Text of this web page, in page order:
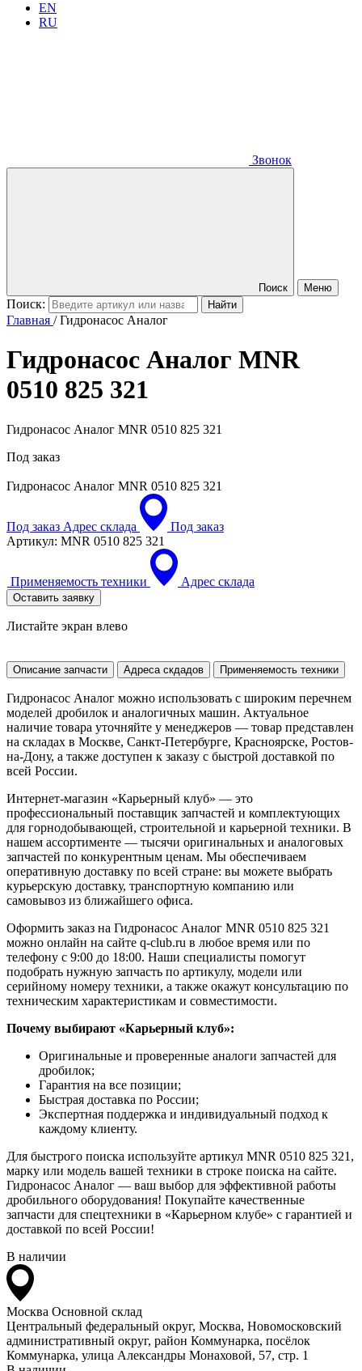
EN
RU
Звонок
Поиск Меню
Поиск:
Главная /Гидронасос Аналог
Гидронасос Аналог MNR
0510 825 321
Гидронасос Аналог MNR 0510 825 321
Под заказ
Гидронасос Аналог MNR 0510 825 321
Под заказ Адрес склада
Под заказ
Артикул: MNR 0510 825 321
Применяемость техники Адрес склада
Оставить заявку
Листайте экран влево
Описание запчасти Адреса скдадов Применяемость техники
Гидронасос Аналог можно использовать с широким перечнем
моделей дробилок и аналогичных машин. Актуальное
наличие товара уточняйте у менеджеров — товар представлен
на складах в Москве, Санкт-Петербурге, Красноярске, Ростов-
на-Дону, а также доступен к заказу с быстрой доставкой по
всей России.
Интернет-магазин «Карьерный клуб» — это
профессиональный поставщик запчастей и комплектующих
для горнодобывающей, строительной и карьерной техники. В
нашем ассортименте — тысячи оригинальных и аналоговых
запчастей по конкурентным ценам. Мы обеспечиваем
оперативную доставку по всей стране: вы можете выбрать
курьерскую доставку, транспортную компанию или
самовывоз из ближайшего офиса.
Оформить заказ на Гидронасос Аналог MNR 0510 825 321
можно онлайн на сайте q-club.ru в любое время или по
телефону с 9:00 до 18:00. Наши специалисты помогут
подобрать нужную запчасть по артикулу, модели или
серийному номеру техники, а также окажут консультацию по
техническим характеристикам и совместимости.
Почему выбирают «Карьерный клуб»:
Оригинальные и проверенные аналоги запчастей для
дробилок;
Гарантия на все позиции;
Быстрая доставка по России;
Экспертная поддержка и индивидуальный подход к
каждому клиенту.
Для быстрого поиска используйте артикул MNR 0510 825 321,
марку или модель вашей техники в строке поиска на сайте.
Гидронасос Аналог — ваш выбор для эффективной работы
дробильного оборудования! Покупайте качественные
запчасти для спецтехники в «Карьерном клубе» с гарантией и
доставкой по всей России!
В наличии
Москва Основной склад
Центральный федеральный округ, Москва, Новомосковский
административный округ, район Коммунарка, посёлок
Коммунарка, улица Александры Монаховой, 57, стр. 1